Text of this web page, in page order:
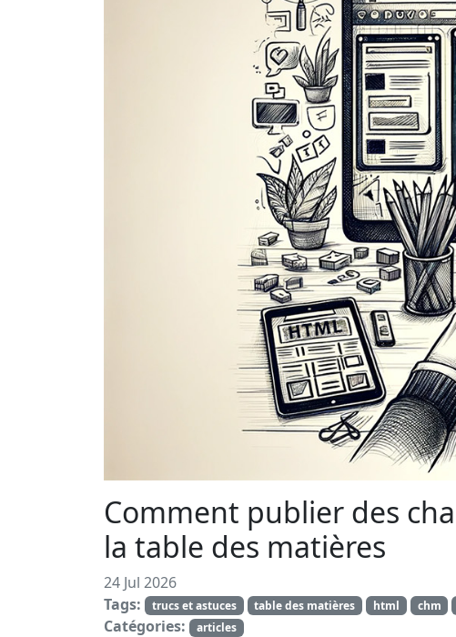
Comment publier des
la table des matières
24 Jul 2026
Tags:
trucs et astuces table des matières html chm
Catégories: articles